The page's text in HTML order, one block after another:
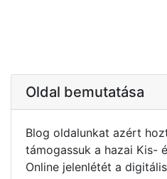
Oldal bemutatása
Blog oldalunkat azért
támogassuk a hazai Kis-
Online jelenlétét a